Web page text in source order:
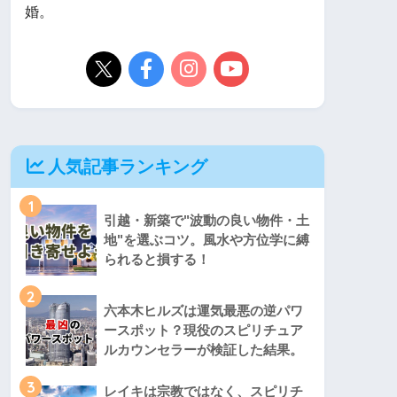
婚。
人気記事ランキング
1
引越・新築で"波動の良い物件・土
地"を選ぶコツ。風水や方位学に縛
られると損する！
2
六本木ヒルズは運気最悪の逆パワ
ースポット？現役のスピリチュア
ルカウンセラーが検証した結果。
3 レイキは宗教ではなく、スピリチ